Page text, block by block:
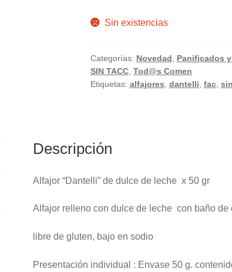
Sin existencias
Categorías: Novedad Panificados
SIN TACC, Tod@s Comen
Etiquetas: alfajores dantelli fac,
Descripción
Alfajor “Dantelli” de dulce de leche x 50 gr
Alfajor relleno con dulce de leche con baño de
libre de gluten, bajo en sodio
Presentación individual : Envase 50 g.